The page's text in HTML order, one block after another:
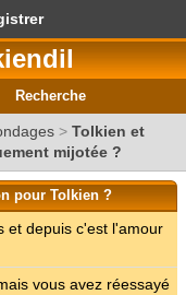
Recherche
> Tolkien et
mijotée ?
pour Tolkien ?
et depuis c'est l'amour
vous avez réessayé